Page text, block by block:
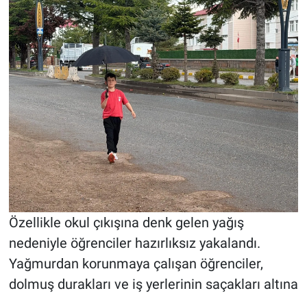
Özellikle okul çıkışına denk gelen yağış
nedeniyle öğrenciler hazırlıksız yakalandı.
Yağmurdan korunmaya çalışan öğrenciler,
dolmuş durakları ve iş yerlerinin saçakları altına